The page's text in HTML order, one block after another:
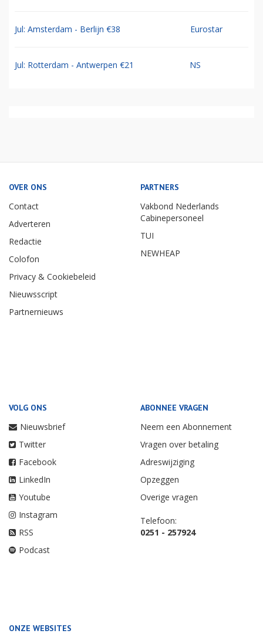
Jul: Amsterdam - Berlijn €38 Eurostar
Jul: Rotterdam - Antwerpen €21 NS
OVER ONS
Contact
Adverteren
Redactie
Colofon
Privacy & Cookiebeleid
Nieuwsscript
Partnernieuws
PARTNERS
Vakbond Nederlands
Cabinepersoneel
TUI
NEWHEAP
VOLG ONS
Nieuwsbrief
Twitter
Facebook
LinkedIn
Youtube
Instagram
RSS
Podcast
ABONNEE VRAGEN
Neem een Abonnement
Vragen over betaling
Adreswijziging
Opzeggen
Overige vragen
Telefoon:
0251 - 257924
ONZE WEBSITES